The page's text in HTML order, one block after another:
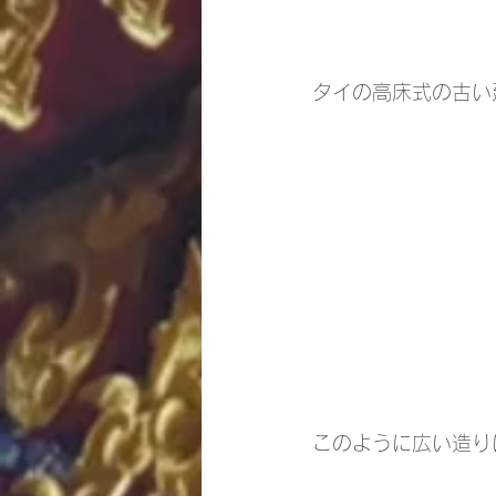
タイの高床式の古い
このように広い造